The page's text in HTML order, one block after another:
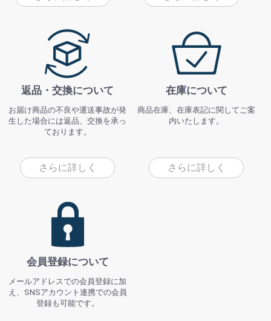
返品・交換について
お届け商品の不良や運送事故が発
生した場合には返品、交換を承っ
ております。
さらに詳しく
在庫について
商品在庫、在庫表記に関してご案
内いたします。
さらに詳しく
会員登録について
メールアドレスでの会員登録に加
え、SNSアカウント連携での会員
登録も可能です。